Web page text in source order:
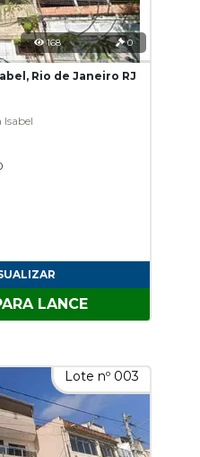
168 0
Rio de Janeiro RJ
Isabel
LANCE
Lote nº 003